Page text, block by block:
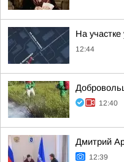
На
12:44
12:40
Дмитрий
12:39